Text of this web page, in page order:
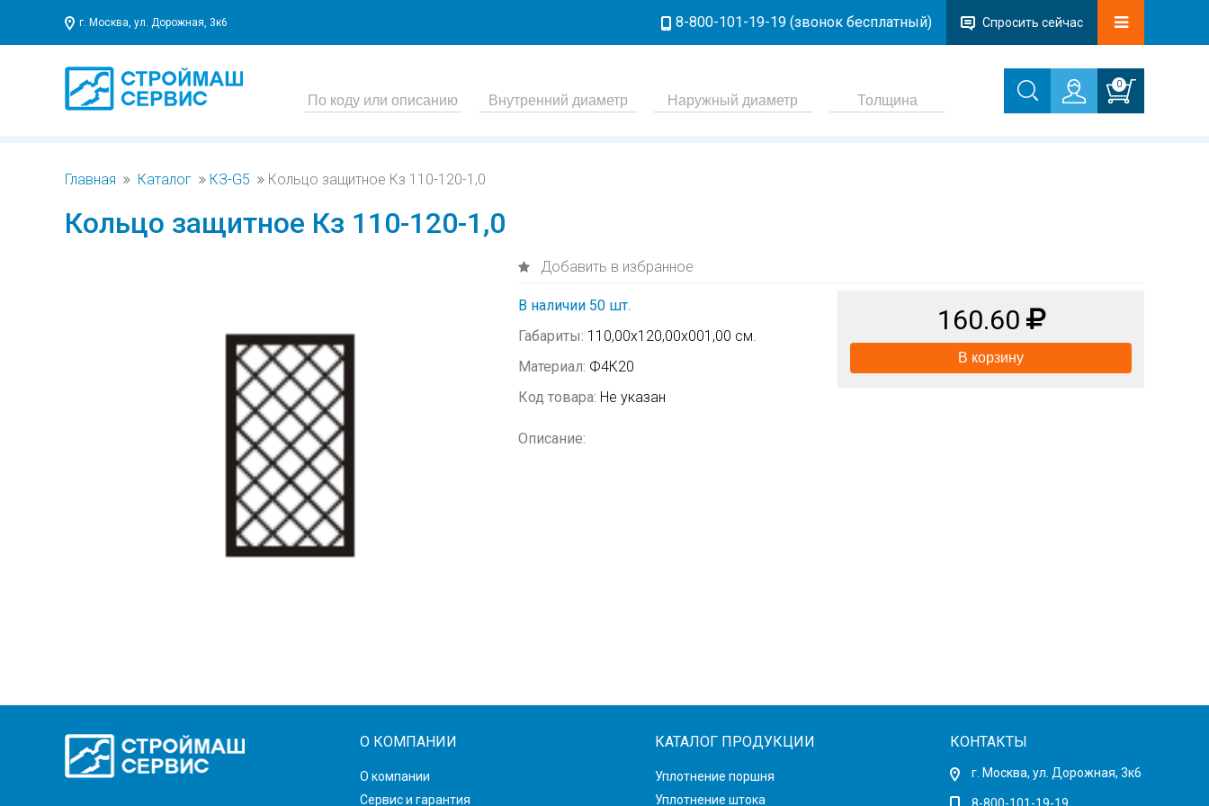
г. Москва, ул. Дорожная, 3к6 8-800-101-19-19 (звонок бесплатный) Спросить сейчас
0
Главная Каталог КЗ-G5 Кольцо защитное Кз 110-120-1,0
Кольцо защитное Кз 110-120-1,0
Добавить в избранное
В наличии 50 шт.
Габариты: 110,00х120,00х001,00 см.
Материал: Ф4К20
Код товара: Не указан
160.60
В корзину
Описание:
О КОМПАНИИ
О компании
Сервис и гарантия
КАТАЛОГ ПРОДУКЦИИ
Уплотнение поршня
Уплотнение штока
КОНТАКТЫ
г. Москва, ул. Дорожная, 3к6